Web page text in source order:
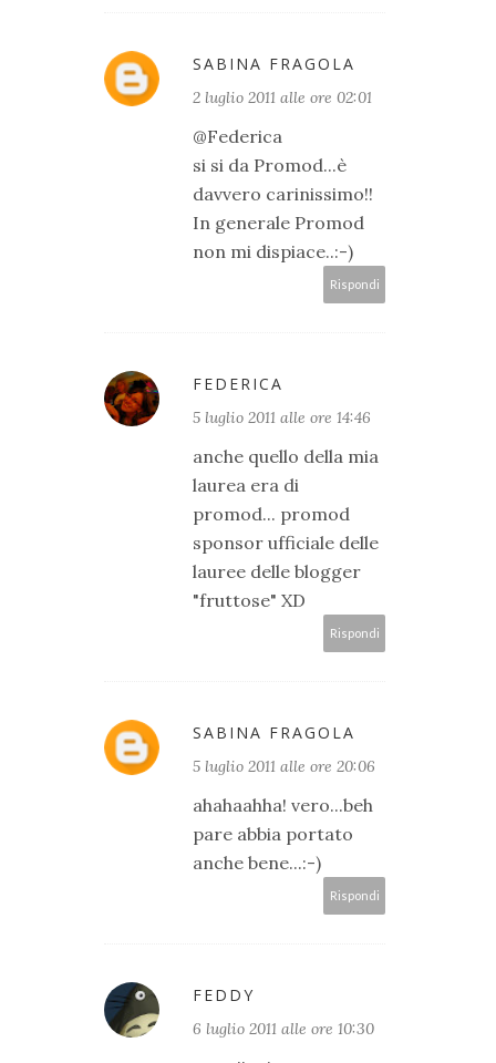
SABINA FRAGOLA
2 luglio 2011 alle ore 02:01
@Federica
si si da Promod...è
davvero carinissimo!!
In generale Promod
non mi dispiace..:-)
Rispondi
FEDERICA
5 luglio 2011 alle ore 14:46
anche quello della mia
laurea era di
promod... promod
sponsor ufficiale delle
lauree delle blogger
"fruttose" XD
Rispondi
SABINA FRAGOLA
5 luglio 2011 alle ore 20:06
ahahaahha! vero...beh
pare abbia portato
anche bene...:-)
Rispondi
FEDDY
6 luglio 2011 alle ore 10:30